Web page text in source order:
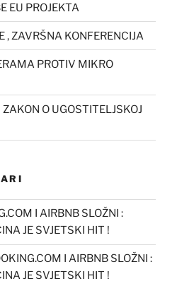
EU PROJEKTA
, ZAVRŠNA KONFERENCIJA
PROTIV MIKRO
O UGOSTITELJSKOJ
I AIRBNB SLOŽNI :
JE SVJETSKI HIT !
I AIRBNB SLOŽNI :
JE SVJETSKI HIT !